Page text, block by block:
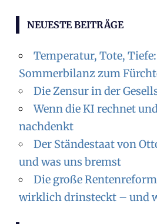
NEUESTE BEITRÄGE
Temperatur, Tote,
Sommerbilanz zum
Die Zensur in der
Wenn die KI rechnet
nachdenkt
Der Ständestaat von
und was uns bremst
Die große
wirklich drinsteckt – und